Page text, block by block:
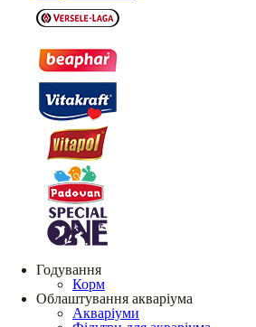
Годування
Корм
Облаштування акваріума
Акваріуми